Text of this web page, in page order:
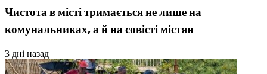
Чистота в місті тримається не лише на
комунальниках, а й на совісті містян
3 дні назад